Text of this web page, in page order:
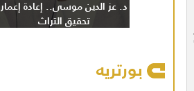
د. عز الدين موسى.. إعادة إعمار
تحقيق التراث
بورتريه